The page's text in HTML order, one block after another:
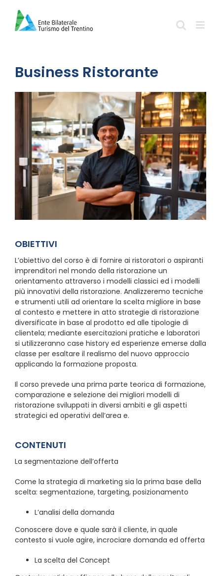
contenuto
Business Ristorante
OBIETTIVI
L’obiettivo del corso è di fornire ai ristoratori o aspiranti
imprenditori nel mondo della ristorazione un
orientamento attraverso i modelli classici ed i modelli
più innovativi della ristorazione. Analizzeremo tecniche
e strumenti utili ad orientare la scelta migliore in base
al contesto e mettere in atto strategie di ristorazione
diversificate in base al prodotto ed alle tipologie di
clientela; mediante esercitazioni pratiche e laboratori
si utilizzeranno case history ed esperienze emerse dalla
classe per esaltare il realismo del nuovo approccio
applicando la formazione proposta.
Il corso prevede una prima parte teorica di formazione,
comparazione e selezione dei migliori modelli di
ristorazione sviluppati in diversi ambiti e gli aspetti
strategici ed operativi dell’area e.
CONTENUTI
La segmentazione dell’offerta
Come la strategia di marketing sia la prima base della
scelta: segmentazione, targeting, posizionamento
L’analisi della domanda
Conoscere dove e quale sarà il cliente, in quale
contesto si vuole agire, incrociare domanda ed offerta
La scelta del Concept